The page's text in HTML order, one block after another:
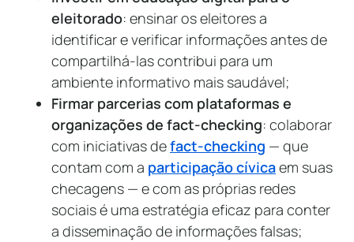
eleitorado: ensinar os eleitores a
identificar e verificar informações antes de
compartilhá-las contribui para um
ambiente informativo mais saudável;
Firmar parcerias com plataformas e
organizações de fact-checking: colaborar
com iniciativas defact-checking — que
contam com a participação cívicaem suas
checagens — e com as próprias redes
sociais é uma estratégia eficaz para conter
a disseminação de informações falsas;